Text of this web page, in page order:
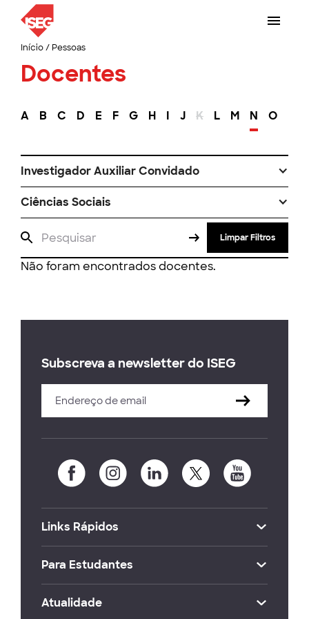
Início/ Pessoas
Docentes
A B C D E F G H I J K L M N O
Investigador Auxiliar Convidado
Ciências Sociais
Limpar Filtros
Não foram encontrados docentes.
Subscreva a newsletter do ISEG
Links Rápidos
Para Estudantes
Atualidade